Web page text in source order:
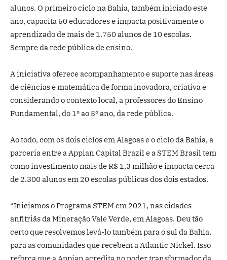
alunos. O primeiro ciclo na Bahia, também iniciado este
ano, capacita 50 educadores e impacta positivamente o
aprendizado de mais de 1.750 alunos de 10 escolas.
Sempre da rede pública de ensino.
A iniciativa oferece acompanhamento e suporte nas áreas
de ciências e matemática de forma inovadora, criativa e
considerando o contexto local, a professores do Ensino
Fundamental, do 1º ao 5º ano, da rede pública.
Ao todo, com os dois ciclos em Alagoas e o ciclo da Bahia, a
parceria entre a Appian Capital Brazil e a STEM Brasil tem
como investimento mais de R$ 1,3 milhão e impacta cerca
de 2.300 alunos em 20 escolas públicas dos dois estados.
“Iniciamos o Programa STEM em 2021, nas cidades
anfitriãs da Mineração Vale Verde, em Alagoas. Deu tão
certo que resolvemos levá-lo também para o sul da Bahia,
para as comunidades que recebem a Atlantic Nickel. Isso